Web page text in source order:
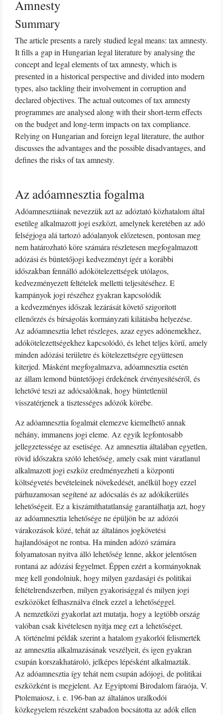
Amnesty
Summary
The article presents a rarely studied legal means: tax amnesty.
It fills a gap in Hungarian legal literature by analysing the
concept and legal elements of tax amnesty, which is
presented in a historical perspective and divided into modern
types, also tackling their involvement in corruption and
declared objectives. The actual outcomes of tax amnesty
programmes are analysed along with their short-term effects
on the budget and long-term impacts on tax compliance.
Relying on Hungarian and foreign legal literature, the author
discusses the advantages and the possible disadvantages, and
defines the risks of tax amnesty.
Az adóamnesztia fogalma
Adóamnesztiának nevezzük azt az adóztató közhatalom által
esetileg alkalmazott jogi eszközt, amelynek keretében az adó
felségjoga alá tartozó adóalanyok előzetesen, pontosan meg
nem határozható köre számára részletesen megfogalmazott
adózási és büntetőjogi kedvezményt ígér a korábbi
időszakban fennálló adókötelezettségek utólagos,
kedvezményezett feltételek melletti teljesítéséhez. E
kampányok jogi részéhez gyakran kapcsolódik
a kedvezményes időszak lezárását követő szigorított
ellenőrzés és bírságolás kormányzati kilátásba helyezése.
Az adóamnesztia lehet részleges, azaz egyes adónemekhez,
adókötelezettségekhez kapcsolódó, és lehet teljes körű, amely
minden adózási területre és kötelezettségre együttesen
kiterjed. Másként megfogalmazva, adóamnesztia esetén
az állam lemond büntetőjogi érdekének érvényesítéséről, és
lehetővé teszi az adócsalóknak, hogy büntetlenül
visszatérjenek a tisztességes adózók körébe.
Az adóamnesztia fogalmát elemezve kiemelhető annak
néhány, immanens jogi eleme. Az egyik legfontosabb
jellegzetessége az esetisége. Az amnesztia általában egyetlen,
rövid időszakra szóló lehetőség, amely csak mint váratlanul
alkalmazott jogi eszköz eredményezheti a központi
költségvetés bevételeinek növekedését, anélkül hogy ezzel
párhuzamosan segítené az adócsalás és az adókikerülés
lehetőségeit. Ez a kiszámíthatatlanság garantálhatja azt, hogy
az adóamnesztia lehetősége ne épüljön be az adózói
várakozások közé, tehát az általános jogkövetési
hajlandóságot ne rontsa. Ha minden adózó számára
folyamatosan nyitva álló lehetőség lenne, akkor jelentősen
rontaná az adózási fegyelmet. Éppen ezért a kormányoknak
meg kell gondolniuk, hogy milyen gazdasági és politikai
feltételrendszerben, milyen gyakorisággal és milyen jogi
eszközöket felhasználva élnek ezzel a lehetőséggel.
A nemzetközi gyakorlat azt mutatja, hogy a legtöbb ország
valóban csak kivételesen nyitja meg ezt a lehetőséget.
A történelmi példák szerint a hatalom gyakorlói felismerték
az amnesztia alkalmazásának veszélyeit, és igen gyakran
csupán korszakhatároló, jelképes lépésként alkalmazták.
Az adóamnesztia így tehát nem csupán adójogi, de politikai
eszközként is megjelent. Az Egyiptomi Birodalom fáraója, V.
Ptolemaiosz, i. e. 196-ban az általános uralkodói
közkegyelem részeként szabadon bocsátotta az adók ellen